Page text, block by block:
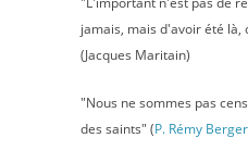
jamais, mais d'avoir été là,
(Jacques Maritain)
"Nous ne sommes pas
des saints" (P. Rémy